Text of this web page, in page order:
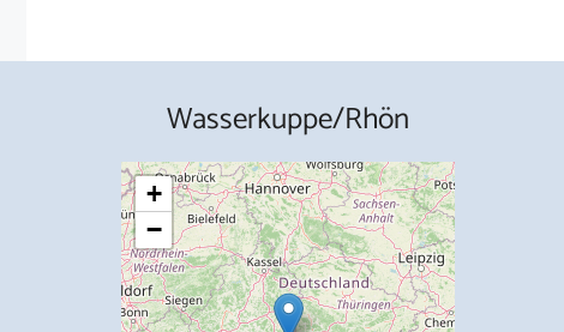
Wasserkuppe/Rhön
+
−